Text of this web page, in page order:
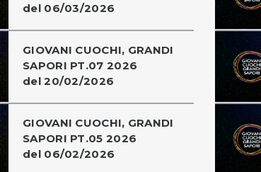
del 06/03/2026
GIOVANI CUOCHI, GRANDI
SAPORI PT.07 2026
del 20/02/2026
GIOVANI CUOCHI, GRANDI
SAPORI PT.05 2026
del 06/02/2026